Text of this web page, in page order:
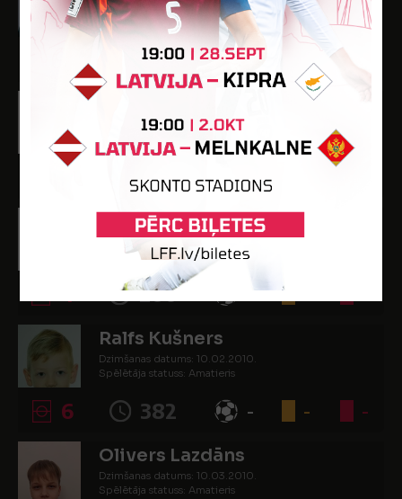
Dzimšanas datums: 04.03.2009.
Spēlētāja statuss: Amatieris
- - -
Dzimšanas datums: 30.12.2010.
Spēlētāja statuss: Amatieris
3 191 2
Davids Kurakins
Spēlētāja statuss: Amatieris
200 -
Ralfs Kušners
Dzimšanas datums: 10.02.2010.
Spēlētāja statuss: Amatieris
6 382 - - -
Olivers Lazdāns
Dzimšanas datums: 10.03.2010.
Spēlētāja statuss: Amatieris